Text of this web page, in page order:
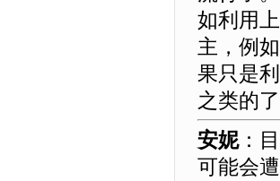
如利用
主，例
果只是
之类的
安妮：
可能会